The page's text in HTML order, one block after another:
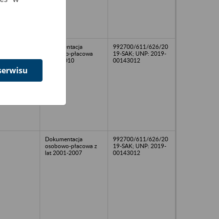
Dokumentacja
osobowo-płacowa
2001-2010
992700/611/626/20
19-SAK; UNP: 2019-
00143012
Dokumentacja
osobowo-płacowa z
lat 2001-2007
992700/611/626/20
19-SAK; UNP: 2019-
00143012